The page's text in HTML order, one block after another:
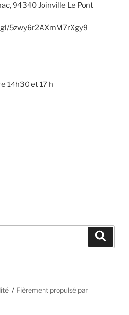
94340 Joinville Le Pont
5zwy6r2AXmM7rXgy9
14h30 et 17 h
Fièrement propulsé par